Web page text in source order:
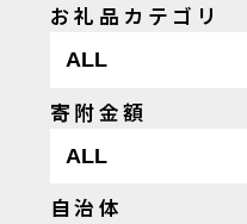
お礼品カテゴリ
寄附金額
自治体